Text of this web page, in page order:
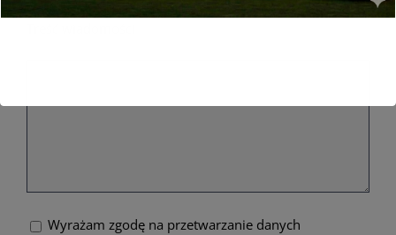
Wyrażam zgodę na przetwarzanie danych